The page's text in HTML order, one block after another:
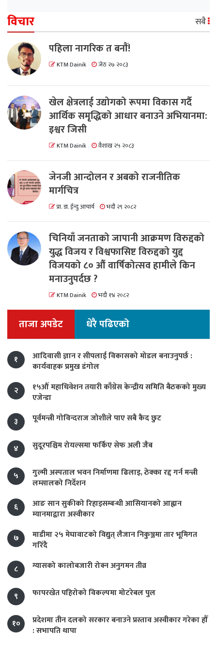
विचार सबै
पहिला नागरिक त बनाैं!
KTM Dainik जेठ २७ २०८३
खेल क्षेत्रलाई उद्योगको रूपमा विकास गर्दै
आर्थिक समृद्धिको आधार बनाउने अभियानमा:
इश्वर जिसी
KTM Dainik वैशाख २५ २०८३
जेनजी आन्दोलन र अबको राजनीतिक
मार्गचित्र
प्रा. डा. ईन्दु आचार्य भदौ २९ २०८२
चिनियाँ जनताको जापानी आक्रमण विरुद्दको
युद्ध विजय र विश्वफासिष्ट विरुद्दको युद्द
विजयको ८० औं वार्षिकोत्सव हामीले किन
मनाउनुपर्दछ ?
KTM Dainik भदौ १४ २०८२
ताजा अपडेट धेरै पढिएको
१
आदिवासी ज्ञान र सीपलाई विकासको मोडल बनाउनुपर्छ :
कार्यवाहक प्रमुख डंगोल
२
१५औं महाधिवेशन तयारी काँग्रेस केन्द्रीय समिति बैठकको मुख्य
एजेन्डा
३
पूर्वमन्त्री गोविन्दराज जोशीले पाए सबै कैद छुट
४ सुदूरपश्चिम रोयल्समा फर्किए सेफ अली जैब
५
गुल्मी अस्पताल भवन निर्माणमा ढिलाइ, ठेक्का रद्द गर्न मन्त्री
लम्सालको निर्देशन
६
आङ सान सुकीको रिहाइसम्बन्धी आसियानको आह्वान
म्यानमाद्वारा अस्वीकार
७
माडीमा २५ मेघावाटको विद्युत् लैजान निकुञ्जमा तार भूमिगत
गरिँदै
८
ग्यासको कालोबजारी रोक्न अनुगमन तीव्र
९ फापरखेत पहिरोको विकल्पमा मोटरेबल पुल
१०
प्रदेशमा तीन दलको सरकार बनाउने प्रस्ताव अस्वीकार गरेका हौँ
: सभापति थापा